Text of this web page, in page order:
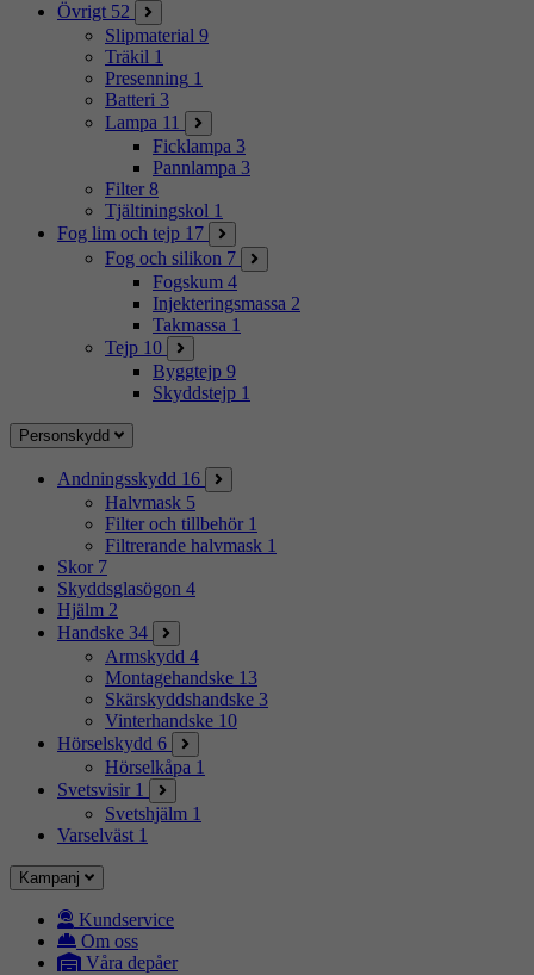
Övrigt 52
Slipmaterial 9
Träkil 1
Presenning 1
Batteri 3
Lampa 11
Ficklampa 3
Pannlampa 3
Filter 8
Tjältiningskol 1
Fog lim och tejp 17
Fog och silikon 7
Fogskum 4
Injekteringsmassa 2
Takmassa 1
Tejp 10
Byggtejp 9
Skyddstejp 1
Personskydd
Andningsskydd 16
Halvmask 5
Filter och tillbehör 1
Filtrerande halvmask 1
Skor 7
Skyddsglasögon 4
Hjälm 2
Handske 34
Armskydd 4
Montagehandske 13
Skärskyddshandske 3
Vinterhandske 10
Hörselskydd 6
Hörselkåpa 1
Svetsvisir 1
Svetshjälm 1
Varselväst 1
Kampanj
Kundservice
Om oss
Våra depåer